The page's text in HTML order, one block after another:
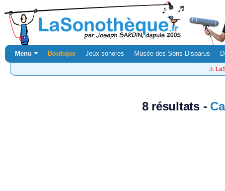
Menu ⏷ Boutique Jeux sonores Musée des Sons Disparus
⚠️
8 résultats -